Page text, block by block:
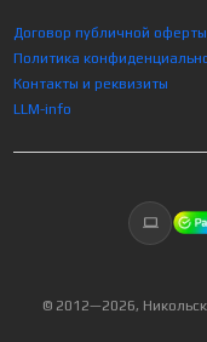
Договор публичной оферты
Политика
Контакты и реквизиты
LLM-info
© 2012—2026,